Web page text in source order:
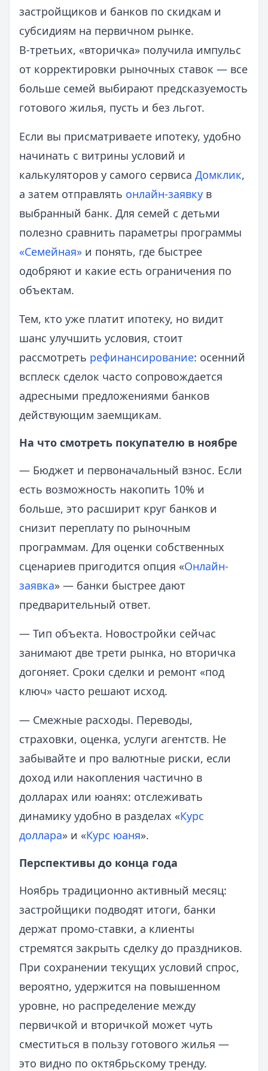
застройщиков и банков по скидкам и
субсидиям на первичном рынке.
В‑третьих, «вторичка» получила импульс
от корректировки рыночных ставок — все
больше семей выбирают предсказуемость
готового жилья, пусть и без льгот.
Если вы присматриваете ипотеку, удобно
начинать с витрины условий и
калькуляторов у самого сервиса Домклик,
а затем отправлять онлайн-заявку в
выбранный банк. Для семей с детьми
полезно сравнить параметры программы
«Семейная» и понять, где быстрее
одобряют и какие есть ограничения по
объектам.
Тем, кто уже платит ипотеку, но видит
шанс улучшить условия, стоит
рассмотреть рефинансирование: осенний
всплеск сделок часто сопровождается
адресными предложениями банков
действующим заемщикам.
На что смотреть покупателю в ноябре
— Бюджет и первоначальный взнос. Если
есть возможность накопить 10% и
больше, это расширит круг банков и
снизит переплату по рыночным
программам. Для оценки собственных
сценариев пригодится опция «Онлайн-
заявка» — банки быстрее дают
предварительный ответ.
— Тип объекта. Новостройки сейчас
занимают две трети рынка, но вторичка
догоняет. Сроки сделки и ремонт «под
ключ» часто решают исход.
— Смежные расходы. Переводы,
страховки, оценка, услуги агентств. Не
забывайте и про валютные риски, если
доход или накопления частично в
долларах или юанях: отслеживать
динамику удобно в разделах «Курс
доллара» и «Курс юаня».
Перспективы до конца года
Ноябрь традиционно активный месяц:
застройщики подводят итоги, банки
держат промо‑ставки, а клиенты
стремятся закрыть сделку до праздников.
При сохранении текущих условий спрос,
вероятно, удержится на повышенном
уровне, но распределение между
первичкой и вторичкой может чуть
сместиться в пользу готового жилья —
это видно по октябрьскому тренду.